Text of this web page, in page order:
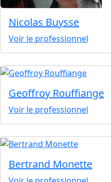
Nicolas Buysse
Voir le professionnel
Geoffroy Rouffiange
Voir le professionnel
Bertrand Monette